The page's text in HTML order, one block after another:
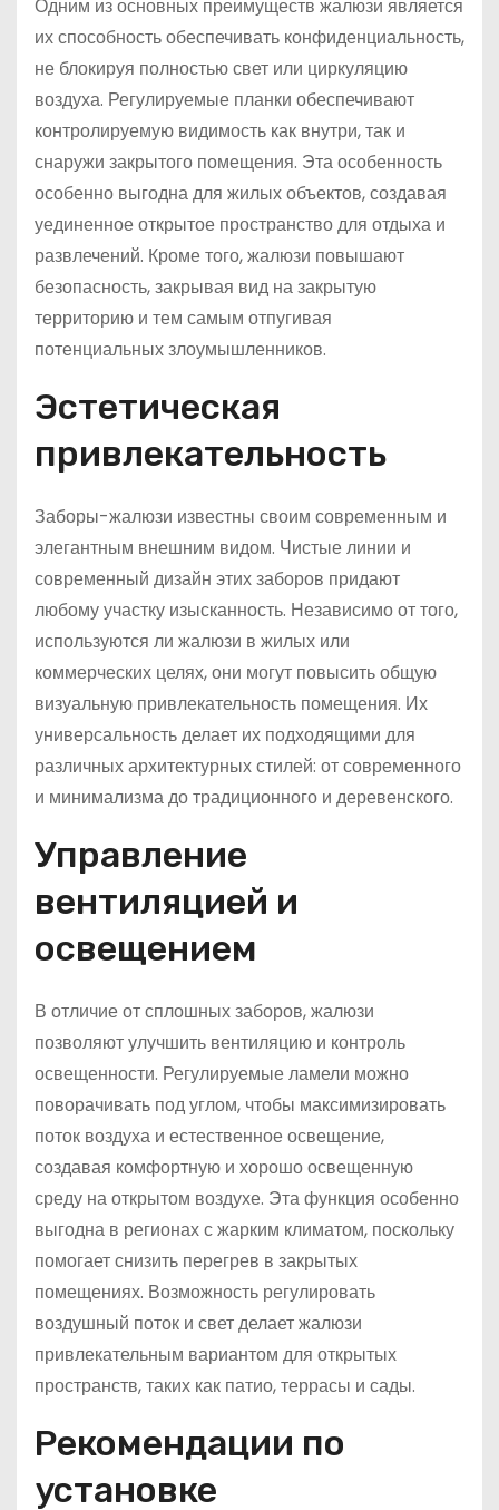
Одним из основных преимуществ жалюзи является
их способность обеспечивать конфиденциальность,
не блокируя полностью свет или циркуляцию
воздуха. Регулируемые планки обеспечивают
контролируемую видимость как внутри, так и
снаружи закрытого помещения. Эта особенность
особенно выгодна для жилых объектов, создавая
уединенное открытое пространство для отдыха и
развлечений. Кроме того, жалюзи повышают
безопасность, закрывая вид на закрытую
территорию и тем самым отпугивая
потенциальных злоумышленников.
Эстетическая
привлекательность
Заборы-жалюзи известны своим современным и
элегантным внешним видом. Чистые линии и
современный дизайн этих заборов придают
любому участку изысканность. Независимо от того,
используются ли жалюзи в жилых или
коммерческих целях, они могут повысить общую
визуальную привлекательность помещения. Их
универсальность делает их подходящими для
различных архитектурных стилей: от современного
и минимализма до традиционного и деревенского.
Управление
вентиляцией и
освещением
В отличие от сплошных заборов, жалюзи
позволяют улучшить вентиляцию и контроль
освещенности. Регулируемые ламели можно
поворачивать под углом, чтобы максимизировать
поток воздуха и естественное освещение,
создавая комфортную и хорошо освещенную
среду на открытом воздухе. Эта функция особенно
выгодна в регионах с жарким климатом, поскольку
помогает снизить перегрев в закрытых
помещениях. Возможность регулировать
воздушный поток и свет делает жалюзи
привлекательным вариантом для открытых
пространств, таких как патио, террасы и сады.
Рекомендации по
установке